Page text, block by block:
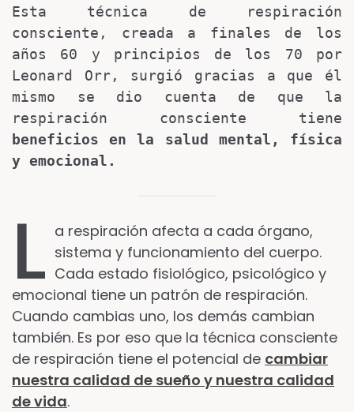
Esta técnica de respiración
consciente, creada a finales de los
años 60 y principios de los 70 por
Leonard Orr, surgió gracias a que él
mismo se dio cuenta de que la
beneficios en la salud mental, física
y emocional.
L a respiración afecta a cada órgano,
sistema y funcionamiento del cuerpo.
Cada estado fisiológico, psicológico y
emocional tiene un patrón de respiración.
Cuando cambias uno, los demás cambian
también. Es por eso que la técnica consciente
de respiración tiene el potencial de cambiar
nuestra calidad de sueño y nuestra calidad
de vida.